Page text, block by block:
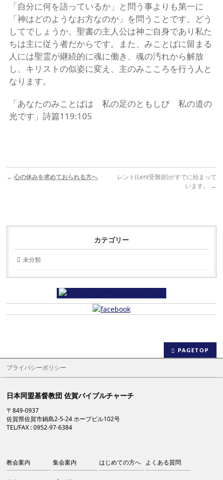
「自分に何を語っているか」と問う事よりも第一に
「神はどのようなお方なのか」を問うことです。どう
してでしょうか。聖書の主人公は神ご自身であり私た
ちは主に従う者だからです。また、みことばに留まる
人には聖霊が継続的に魂に働き、魂の汚れから解放
し、キリストの似姿に変え、主のみこころを行う人と
なります。
「あなたのみことばは 私の足のともしび 私の道の
光です」詩篇119:105
← 心の休みを求めておられる方へ
レント(Lent受難節)がすでに始まって
います。
→
カテゴリー
未分類
PAGETOP
プライバシーポリシー
日本同盟基督教団 佐賀バイブルチャーチ
〒849-0937
佐賀県佐賀市鍋島2-5-24 ホープビル102号
TEL/FAX : 0952-97-6384
教会案内 集会案内 はじめての方へ よくある質問